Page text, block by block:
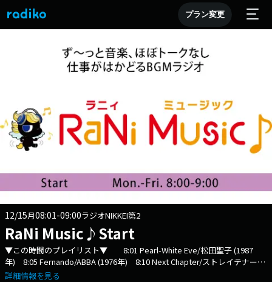
プラン変更
12/15月08:01-09:00ラジオNIKKEI第2
RaNi Music♪Start
▼この時間のプレイリスト▼ 8:01 Pearl-White Eve/松田聖子 (1987
年) 8:05 Fernando/ABBA (1976年) 8:10 Next Chapter/ストレイテナー
(2025年) 8:15 Joy/Andy Grammer (2022年) 8:18 Gravity/Omoinotake
詳細情報を見る